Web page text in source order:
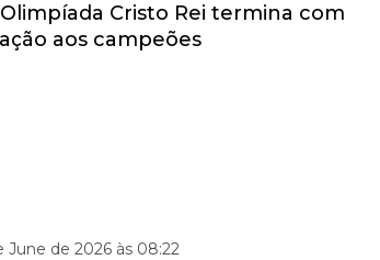
Olimpíada Cristo Rei termina com
aos campeões
June de 2026 às 08:22